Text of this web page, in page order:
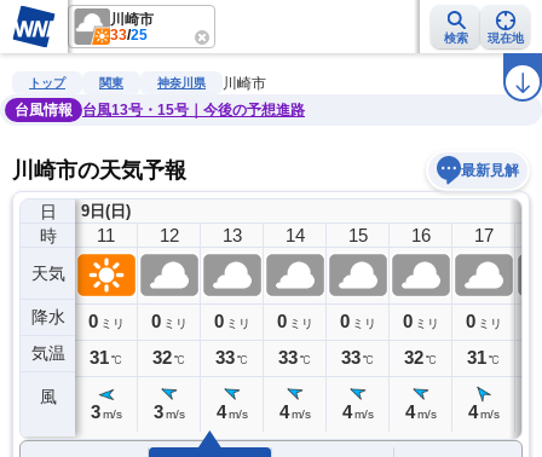
川崎市
33/25 検索 現在地
雨雲レーダー 台風情報 地震情報 ラ
トップ 関東 神奈川県
川崎市
台風情報
台風13号・15号｜今後の予想進路
川崎市の天気予報 最新見解
日
時
天気
降水
気温
風
9日(日)
10
0ミリ
30℃
11
0 ミリ
31℃
3 m/s
12
0 ミリ
32℃
3 m/s
13
0 ミリ
33℃
4 m/s
14
0 ミリ
33℃
4 m/s
15
0 ミリ
33℃
4 m/s
16
0 ミリ
32℃
4 m/s
17
0 ミリ
31℃
4 m/s